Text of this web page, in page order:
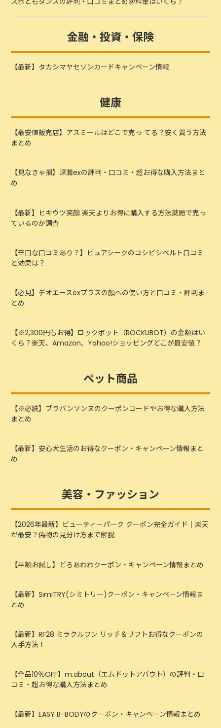
金融・投資・保険
【最新】タカシマヤセゾンカードキャンペーン情報
健康
【最安値販売店】アスミールはどこで売っ てる？安く買う方法
まとめ
【見なきゃ損】深潤exの評判・口コミ・超お得な購入方法まと
め
【最新】ヒキウツ笑顔 楽天よりお得に購入する方法薬局で売っ
ているのか調査
【辛口な口コミあり？】ピュアシークのコシビシベルト口コミ
と効果は？
【必見】デオエースexプラスの顔への使い方と口コミ・評判ま
とめ
【※2,300円もお得】ロックボット（ROCKUBOT）の金額はい
くら？楽天、Amazon、Yahoo!ショッピングどこが最安値？
ペット商品
【※必読】ブラバンソンヌのクーポンコードやお得な購入方法
まとめ
【最新】安心犬生活のお得なクーポン・キャンペーン情報まと
め
美容・ファッション
【2026年最新】ビューティーパーク クーポン完全ガイド｜楽天
が最安？偽物の見分け方まで解説
【半額お試し】どろあわわクーポン・キャンペーン情報まとめ
【最新】SimiTRY(シミトリー)クーポン・キャンペーン情報ま
とめ
【最新】RF28 ミラクルワン リッチ＆リフトお得なクーポンの
入手方法！
【全品10％OFF】m.about（エムドットアバウト）の評判・口
コミ・超お得な購入方法まとめ
【最新】EASY B-BODYのクーポン・キャンペーン情報まとめ